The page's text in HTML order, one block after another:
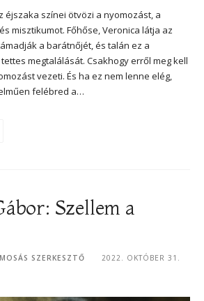
éjszaka színei ötvözi a nyomozást, a
misztikumot. Főhőse, Veronica látja az
a barátnőjét, és talán ez a
megtalálását. Csakhogy erről meg kell
vezeti. És ha ez nem lenne elég,
felébred a…
Szellem a
SZERKESZTŐ
2022. OKTÓBER 31.